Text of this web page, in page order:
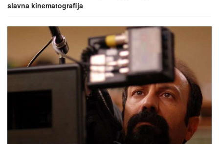
slavna kinematografija